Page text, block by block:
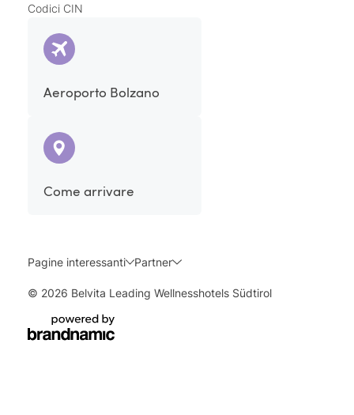
Codici CIN
Aeroporto Bolzano
Come arrivare
Pagine interessanti Partner
© 2026 Belvita Leading Wellnesshotels Südtirol